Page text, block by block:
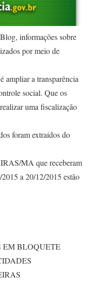
informações sobre
por meio de
ampliar a transparência
social. Que os
uma fiscalização
foram extraídos do
MA que receberam
a 20/12/2015 estão
EM BLOQUETE